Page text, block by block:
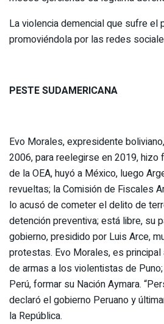
La violencia demencial que sufre el
promoviéndola por las redes
PESTE SUDAMERICANA
Evo Morales, expresidente
2006, para reelegirse en 2019, hizo
de la OEA, huyó a México, luego
revueltas; la Comisión de Fiscales
lo acusó de cometer el delito de
detención preventiva; está libre, su
gobierno, presidido por Luis Arce,
protestas. Evo Morales, es
de armas a los violentistas de
Perú, formar su Nación Aymara.
declaró el gobierno Peruano y
la República.